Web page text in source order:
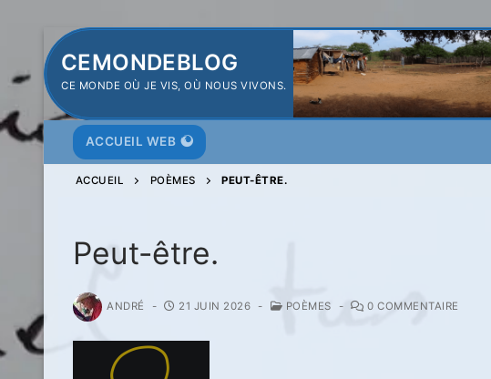
Aller
au
contenu
CEMONDEBLOG
CE MONDE OÙ JE VIS, OÙ NOUS VIVONS.
ACCUEIL WEB
ACCUEIL POÈMES PEUT-ÊTRE.
Peut-être.
ANDRÉ - 21 JUIN 2026 - POÈMES - 0 COMMENTAIRE